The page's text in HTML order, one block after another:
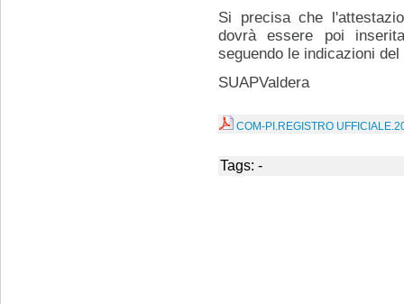
Si precisa che
dovrà essere poi
seguendo le indicazioni
SUAPValdera
COM-PI.REGISTRO
Tags: -